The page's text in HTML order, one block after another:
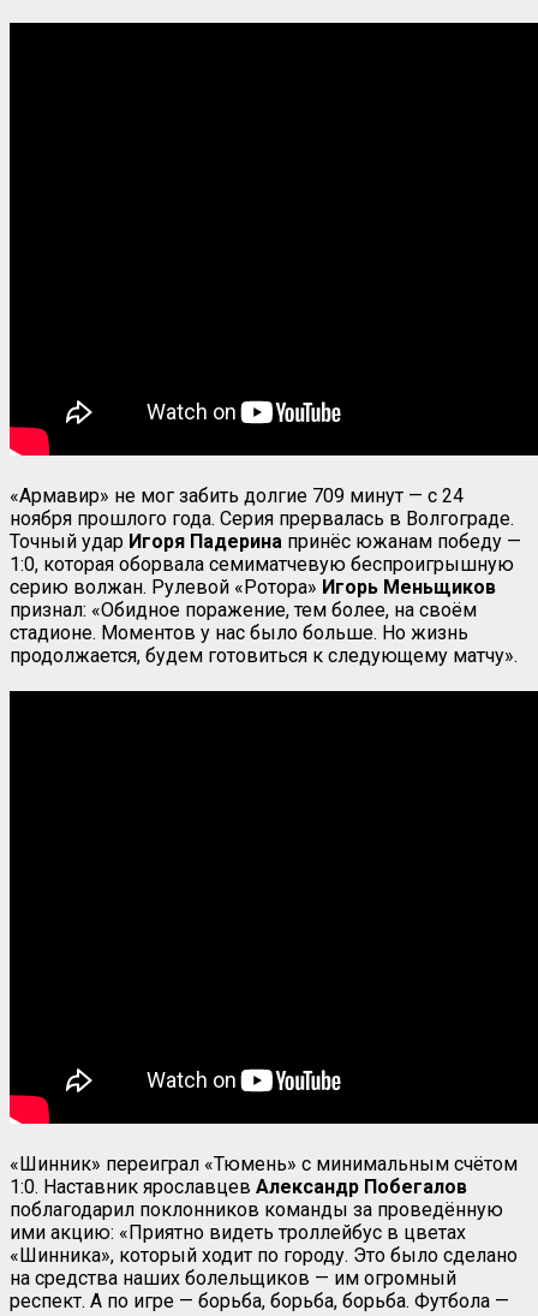
«Армавир» не мог забить долгие 709 минут — с 24
ноября прошлого года. Серия прервалась в Волгограде.
Точный удар Игоря Падерина принёс южанам победу —
1:0, которая оборвала семиматчевую беспроигрышную
серию волжан. Рулевой «Ротора» Игорь Меньщиков
признал: «Обидное поражение, тем более, на своём
стадионе. Моментов у нас было больше. Но жизнь
продолжается, будем готовиться к следующему матчу».
«Шинник» переиграл «Тюмень» с минимальным счётом
1:0. Наставник ярославцев Александр Побегалов
поблагодарил поклонников команды за проведённую
ими акцию: «Приятно видеть троллейбус в цветах
«Шинника», который ходит по городу. Это было сделано
на средства наших болельщиков — им огромный
респект. А по игре — борьба, борьба, борьба. Футбола —